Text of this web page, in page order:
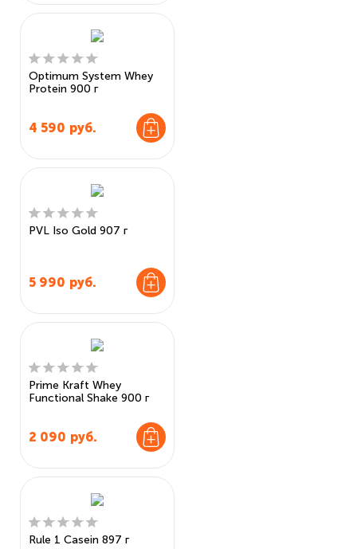
Optimum System Whey
Protein 900 г
4 590 руб.
PVL Iso Gold 907 г
5 990 руб.
Prime Kraft Whey
Functional Shake 900 г
2 090 руб.
Rule 1 Casein 897 г